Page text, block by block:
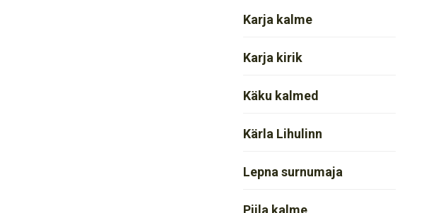
Karja kalme
Karja kirik
Käku kalmed
Kärla Lihulinn
Lepna surnumaja
Piila kalme